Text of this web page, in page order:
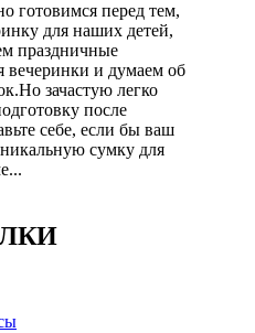
готовимся перед тем,
для наших детей,
праздничные
вечеринки и думаем об
зачастую легко
после
себе, если бы ваш
сумку для